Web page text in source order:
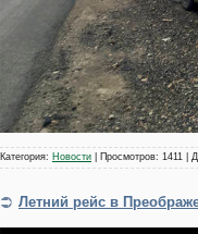
Категория: Новости | Просмотров: 1411 |
Летний рейс в